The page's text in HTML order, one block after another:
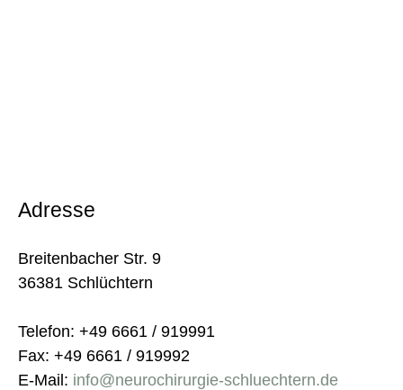
Adresse
Breitenbacher Str. 9
36381 Schlüchtern
Telefon: +49 6661 / 919991
Fax: +49 6661 / 919992
E-Mail: info@neurochirurgie-schluechtern.de